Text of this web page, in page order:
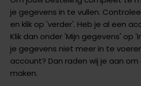
je gegevens in te vullen.
en klik op 'verder'. Heb je al een
Klik dan onder 'Mijn gegevens' op
je gegevens niet meer in te
account? Dan raden wij je aan
maken.